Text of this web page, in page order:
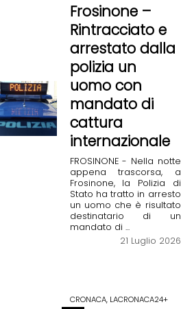
Frosinone –
Rintracciato e
arrestato dalla
polizia un
uomo con
mandato di
cattura
internazionale
FROSINONE - Nella notte
appena trascorsa, a
Frosinone, la Polizia di
Stato ha tratto in arresto
un uomo che è risultato
destinatario di un
mandato di ...
21 Luglio 2026
CRONACA, LACRONACA24+